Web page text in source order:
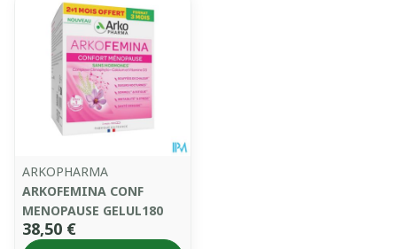
ARKOPHARMA
ARKOFEMINA CONF
MENOPAUSE GELUL180
38,50 €